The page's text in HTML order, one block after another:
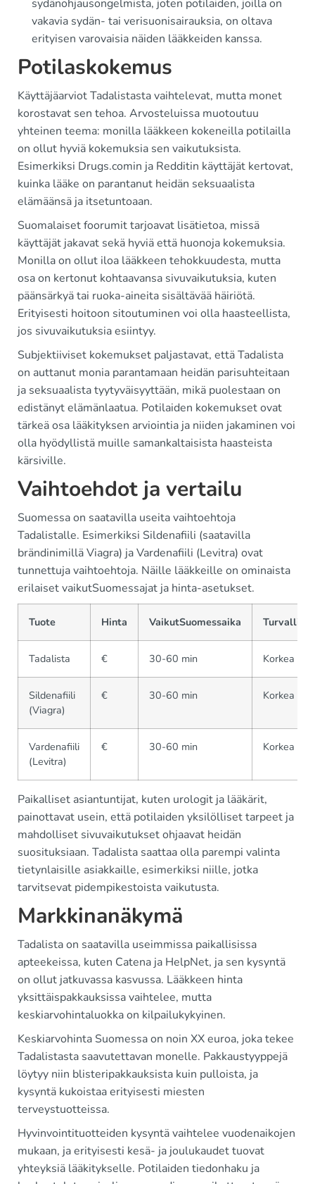
sydänohjausongelmista, joten potilaiden, joilla on
vakavia sydän- tai verisuonisairauksia, on oltava
erityisen varovaisia näiden lääkkeiden kanssa.
Potilaskokemus
Käyttäjäarviot Tadalistasta vaihtelevat, mutta monet
korostavat sen tehoa. Arvosteluissa muotoutuu
yhteinen teema: monilla lääkkeen kokeneilla potilailla
on ollut hyviä kokemuksia sen vaikutuksista.
Esimerkiksi Drugs.comin ja Redditin käyttäjät kertovat,
kuinka lääke on parantanut heidän seksuaalista
elämäänsä ja itsetuntoaan.
Suomalaiset foorumit tarjoavat lisätietoa, missä
käyttäjät jakavat sekä hyviä että huonoja kokemuksia.
Monilla on ollut iloa lääkkeen tehokkuudesta, mutta
osa on kertonut kohtaavansa sivuvaikutuksia, kuten
päänsärkyä tai ruoka-aineita sisältävää häiriötä.
Erityisesti hoitoon sitoutuminen voi olla haasteellista,
jos sivuvaikutuksia esiintyy.
Subjektiiviset kokemukset paljastavat, että Tadalista
on auttanut monia parantamaan heidän parisuhteitaan
ja seksuaalista tyytyväisyyttään, mikä puolestaan on
edistänyt elämänlaatua. Potilaiden kokemukset ovat
tärkeä osa lääkityksen arviointia ja niiden jakaminen voi
olla hyödyllistä muille samankaltaisista haasteista
kärsiville.
Vaihtoehdot ja vertailu
Suomessa on saatavilla useita vaihtoehtoja
Tadalistalle. Esimerkiksi Sildenafiili (saatavilla
brändinimillä Viagra) ja Vardenafiili (Levitra) ovat
tunnettuja vaihtoehtoja. Näille lääkkeille on ominaista
erilaiset vaikutSuomessajat ja hinta-asetukset.
Tuote Hinta VaikutSuomessaika
Tadalista € 30-60 min Korkea
Sildenafiili
(Viagra)
€ 30-60 min Korkea
Vardenafiili
(Levitra)
€ 30-60 min Korkea
Paikalliset asiantuntijat, kuten urologit ja lääkärit,
painottavat usein, että potilaiden yksilölliset tarpeet ja
mahdolliset sivuvaikutukset ohjaavat heidän
suosituksiaan. Tadalista saattaa olla parempi valinta
tietynlaisille asiakkaille, esimerkiksi niille, jotka
tarvitsevat pidempikestoista vaikutusta.
Markkinanäkymä
Tadalista on saatavilla useimmissa paikallisissa
apteekeissa, kuten Catena ja HelpNet, ja sen kysyntä
on ollut jatkuvassa kasvussa. Lääkkeen hinta
yksittäispakkauksissa vaihtelee, mutta
keskiarvohintaluokka on kilpailukykyinen.
Keskiarvohinta Suomessa on noin XX euroa, joka tekee
Tadalistasta saavutettavan monelle. Pakkaustyyppejä
löytyy niin blisteripakkauksista kuin pulloista, ja
kysyntä kukoistaa erityisesti miesten
terveystuotteissa.
Hyvinvointituotteiden kysyntä vaihtelee vuodenaikojen
mukaan, ja erityisesti kesä- ja joulukaudet tuovat
yhteyksiä lääkitykselle. Potilaiden tiedonhaku ja